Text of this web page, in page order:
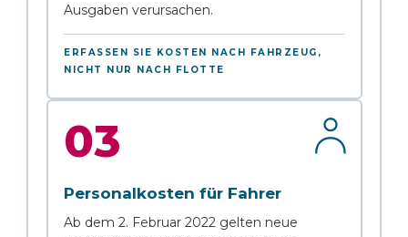
Ausgaben verursachen.
ERFASSEN SIE KOSTEN NACH FAHRZEUG,
NICHT NUR NACH FLOTTE
03
Personalkosten für Fahrer
Ab dem 2. Februar 2022 gelten neue